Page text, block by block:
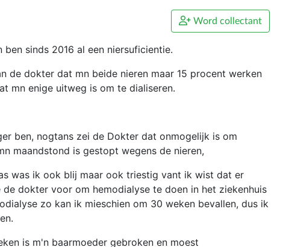
Word collectant
sinds 2016 al een niersuficientie.
de dokter dat mn beide nieren maar 15 procent werken
mn enige uitweg is om te dialiseren.
ben, nogtans zei de Dokter dat onmogelijk is om
maandstond is gestopt wegens de nieren,
was ik ook blij maar ook triestig vant ik wist dat er
dokter voor om hemodialyse te doen in het ziekenhuis
zo kan ik mieschien om 30 weken bevallen, dus ik
is m'n baarmoeder gebroken en moest